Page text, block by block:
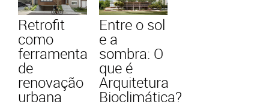
Retrofit
como
ferramenta
de
renovação
urbana
Entre o sol
e a
sombra: O
que é
Arquitetura
Bioclimática?